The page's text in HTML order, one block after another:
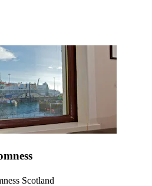
Scotland